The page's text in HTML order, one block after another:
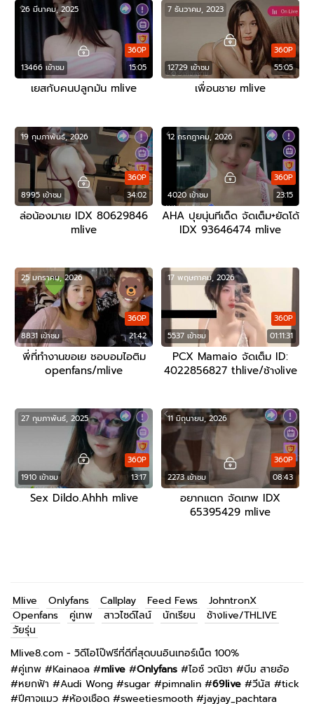
13466 เข้าชม 15:05
360P
26 มีนาคม, 2025
เยสกับคนปลูกมัน mlive
12729 เข้าชม 55:05
360P
7 ธันวาคม, 2023
เพื่อนชาย mlive
8995 เข้าชม 34:02
360P
19 กุมภาพันธ์, 2026
ล่อน้องมาเย IDX 80629846
mlive
4020 เข้าชม 23:15
360P
12 กรกฎาคม, 2026
AHA ปุยนุ่นทีเด็ด จัดเต็ม+ยัดโด้
IDX 93646474 mlive
8831 เข้าชม 21:42
360P
25 มกราคม, 2026
พี่ที่ทำงานขอเย ชอบอมไอติม
openfans/mlive
5537 เข้าชม 01:11:31
360P
17 พฤษภาคม, 2026
PCX Mamaio จัดเต็ม ID:
4022856827 thlive/ช้างlive
1910 เข้าชม 13:17
360P
27 กุมภาพันธ์, 2025
Sex Dildo.Ahhh mlive
2273 เข้าชม 08:43
360P
11 มิถุนายน, 2026
อยากแตก จัดเทพ IDX
65395429 mlive
Mlive Onlyfans Callplay Feed Fews
JohntronX
Openfans
คู่เทพ สาวไซด์ไลน์ นักเรียน
ช้างlive/THLIVE
วัยรุ่น
Mlive8.com - วิดีโอโป๊ฟรีที่ดีที่สุดบนอินเทอร์เน็ต 100%
#คู่เทพ #Kainaoa #mlive #Onlyfans #ไอซ์ วณิชา #บีม สายอ้อ
#หยกฟ้า #Audi Wong #sugar #pimnalin #69live #วีนัส #tick
#ปีศาจแมว #ห้องเชือด #sweetiesmooth #jayjay_pachtara